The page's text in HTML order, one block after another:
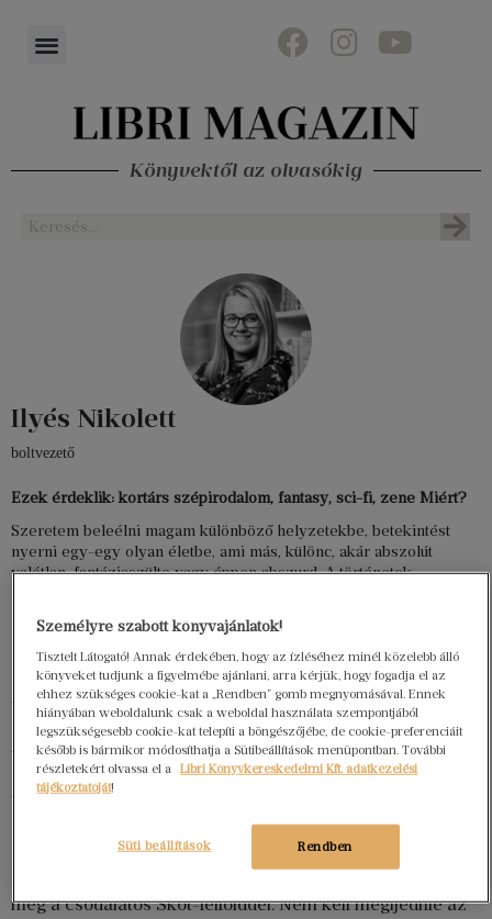
Könyvektől az olvasókig
Ilyés Nikolett
boltvezető
Ezek érdeklik: kortárs szépirodalom, fantasy, sci-fi, zene Miért?
Szeretem beleélni magam különböző helyzetekbe, betekintést
nyerni egy-egy olyan életbe, ami más, különc, akár abszolút
valótlan, fantáziaszülte vagy éppen abszurd. A történetek
Outlander
[include-url href=”https://www.libri.hu/libri-magazin-
termeklista/?cikkszam%5B%5D=2213761″ cache=”0″]
Az Outlander egy időtálló sorozat számomra a
szórakoztató irodalomban. Ötvözi a romantikát és a
történelmi regények hangulatát, mindez megfűszerezve
egy kis csipetnyi erotikával és fantasztikummal. Minden,
ami kellhet egy igazi, komolyabb hangvételű női regénybe.
meg a csodálatos Skót-felfölddel. Nem kell megijednie az
Személyre szabott könyvajánlatok!
Tisztelt Látogató! Annak érdekében, hogy az ízléséhez minél közelebb álló
könyveket tudjunk a figyelmébe ajánlani, arra kérjük, hogy fogadja el az
ehhez szükséges cookie-kat a „Rendben” gomb megnyomásával. Ennek
hiányában weboldalunk csak a weboldal használata szempontjából
legszükségesebb cookie-kat telepíti a böngészőjébe, de cookie-preferenciáit
később is bármikor módosíthatja a Sütibeállítások menüpontban. További
részletekért olvassa el a
Libri Könyvkereskedelmi Kft. adatkezelési
tájékoztatóját!
Rendben
Süti beállítások